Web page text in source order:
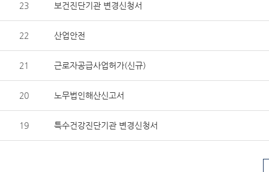
23 보건진단기관 변경신청서
22 산업안전
21 근로자공급사업허가(신규)
20 노무법인해산신고서
19 특수건강진단기관 변경신청서